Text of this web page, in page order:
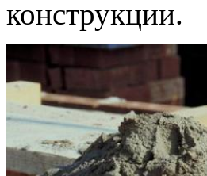
конструкции.